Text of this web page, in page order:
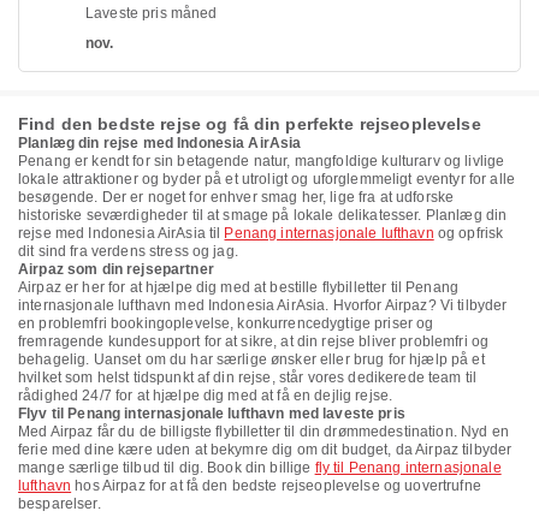
Laveste pris måned
nov.
Find den bedste rejse og få din perfekte rejseoplevelse
Planlæg din rejse med Indonesia AirAsia
Penang er kendt for sin betagende natur, mangfoldige kulturarv og livlige
lokale attraktioner og byder på et utroligt og uforglemmeligt eventyr for alle
besøgende. Der er noget for enhver smag her, lige fra at udforske
historiske seværdigheder til at smage på lokale delikatesser. Planlæg din
rejse med Indonesia AirAsia til
Penang internasjonale lufthavn og opfrisk
dit sind fra verdens stress og jag.
Airpaz som din rejsepartner
Airpaz er her for at hjælpe dig med at bestille flybilletter til Penang
internasjonale lufthavn med Indonesia AirAsia. Hvorfor Airpaz? Vi tilbyder
en problemfri bookingoplevelse, konkurrencedygtige priser og
fremragende kundesupport for at sikre, at din rejse bliver problemfri og
behagelig. Uanset om du har særlige ønsker eller brug for hjælp på et
hvilket som helst tidspunkt af din rejse, står vores dedikerede team til
rådighed 24/7 for at hjælpe dig med at få en dejlig rejse.
Flyv til Penang internasjonale lufthavn med laveste pris
Med Airpaz får du de billigste flybilletter til din drømmedestination. Nyd en
ferie med dine kære uden at bekymre dig om dit budget, da Airpaz tilbyder
mange særlige tilbud til dig. Book din billige fly til Penang internasjonale
lufthavn hos Airpaz for at få den bedste rejseoplevelse og uovertrufne
besparelser.